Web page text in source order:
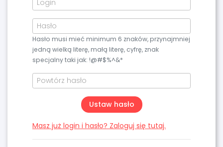
Hasło musi mieć minimum 6 znaków, przynajmniej
jedną wielką literę, małą literę, cyfrę, znak
specjalny taki jak: !@#$%^&*
Ustaw hasło
Masz już login i hasło? Zaloguj się tutaj.